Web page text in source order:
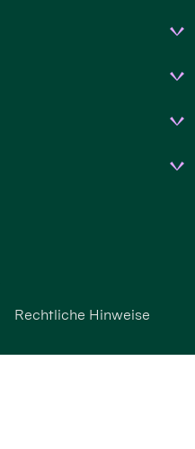
Rechtliche Hinweise